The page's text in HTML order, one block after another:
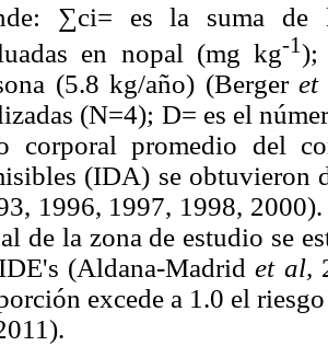
∑ci= es la suma de
en nopal (mg kg-1);
(5.8 kg/año) (Bergeret
(N=4); D= es el
corporal promedio del
(IDA) se obtuvieron
1996, 1997, 1998,
de la zona de estudio se
(Aldana-Madridet al,
excede a 1.0 el